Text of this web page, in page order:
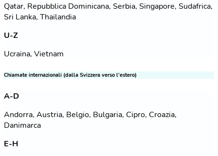
Qatar, Repubblica Dominicana, Serbia, Singapore, Sudafrica,
Sri Lanka, Thailandia
U-Z
Ucraina, Vietnam
Chiamate internazionali (dalla Svizzera verso l'estero)
A-D
Andorra, Austria, Belgio, Bulgaria, Cipro, Croazia,
Danimarca
E-H